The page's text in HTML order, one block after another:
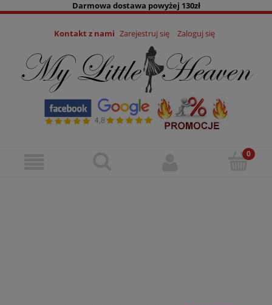
Darmowa dostawa powyżej 130zł
Kontakt z nami Zarejestruj się Zaloguj się